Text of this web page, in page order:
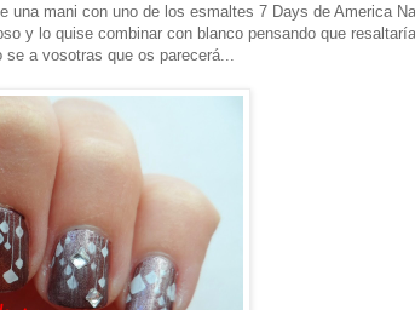
mani con uno de los esmaltes 7 Days de America
y lo quise combinar con blanco pensando que
a vosotras que os parecerá...